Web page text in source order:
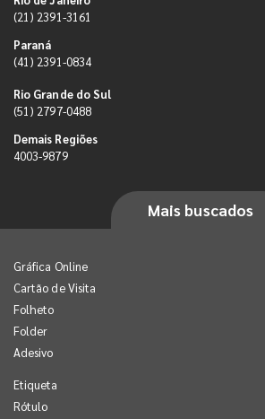
(21) 2391-3161
Paraná
(41) 2391-0834
Rio Grande do Sul
(51) 2797-0488
Demais Regiões
4003-9879
Mais buscados
Gráfica Online
Cartão de Visita
Folheto
Folder
Adesivo
Etiqueta
Rótulo